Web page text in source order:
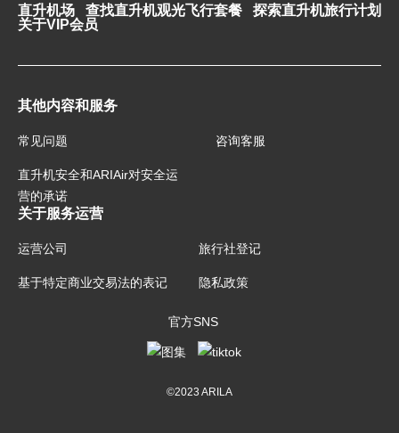
直升机场 查找直升机观光飞行套餐
探索直升机旅行计划
关于VIP会员
其他内容和服务
常见问题 咨询客服
直升机安全和ARIAir对安全运
营的承诺
关于服务运营
运营公司 旅行社登记
基于特定商业交易法的表记 隐私政策
官方SNS
©2023 ARILA